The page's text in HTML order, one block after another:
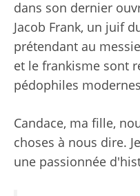
dans son dernier
Jacob Frank, un juif
prétendant au
et le frankisme sont
pédophiles
Candace, ma fille,
choses à nous dire.
une passionnée